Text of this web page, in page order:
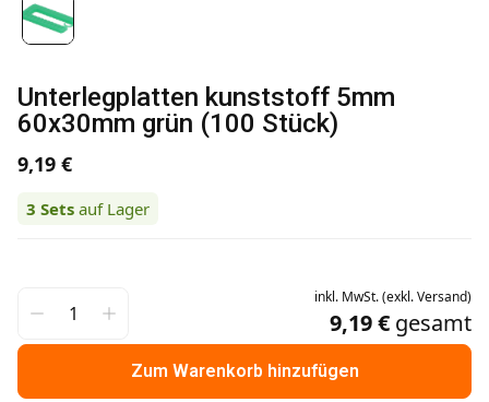
Unterlegplatten kunststoff 5mm
60x30mm grün (100 Stück)
9,19 €
3 Sets auf Lager
inkl. MwSt.(exkl.Versand)
9,19 € gesamt
Zum Warenkorb hinzufügen